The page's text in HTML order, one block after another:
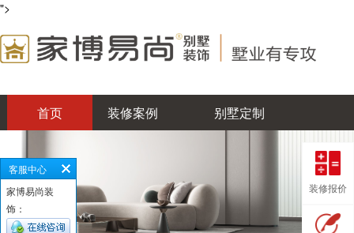
">
首页 装修案例
别墅定制
集团品牌
企业动态 0710-3358999
装修报价
客服中心
家博易尚装
饰：